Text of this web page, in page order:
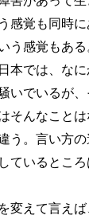
感覚も同時に
う感覚もあ
本では、な
いでいるが
そんなことは
う。言い方
ているとこ
変えて言えば